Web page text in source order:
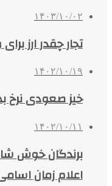
۱۴۰۳/۱۰/۰۲
تجار چقدر ارز
۱۴۰۲/۱۰/۱۹
خیز صعودی نرخ
۱۴۰۲/۱۰/۱۱
برندگان خوش
اعلام زمان